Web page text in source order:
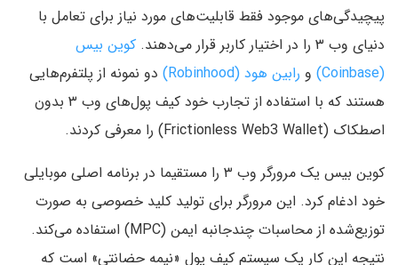
پیچیدگی‌های موجود فقط قابلیت‌های مورد نیاز برای تعامل با
دنیای وب ۳ را در اختیار کاربر قرار می‌دهند.
کوین بیس
(Coinbase)
و رابین هود (Robinhood)
دو نمونه از پلتفرم‌هایی
هستند که با استفاده از تجارب خود کیف پول‌های وب ۳ بدون
اصطکاک (Frictionless Web3 Wallet) را معرفی کردند.
کوین بیس یک مرورگر وب ۳ را مستقیما در برنامه اصلی موبایلی
خود ادغام کرد. این مرورگر برای تولید کلید خصوصی به صورت
توزیع‌شده از محاسبات چندجانبه ایمن (MPC) استفاده می‌کند.
نتیجه این کار یک سیستم کیف پول «نیمه حضانتی» است که